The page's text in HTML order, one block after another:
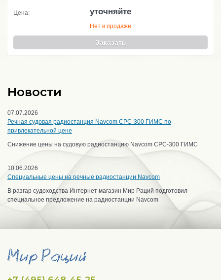
Цена: уточняйте
Нет в продаже
Заказать
Новости
07.07.2026
Речная судовая радиостанция Navcom CPC-300 ГИМС по
привлекательной цене
Снижение цены на судовую радиостанцию Navcom CPC-300 ГИМС
10.06.2026
Специальные цены на речные радиостанции Navcom
В разгар судоходства Интернет магазин Мир Раций подготовил
специальное предложение на радиостанции Navcom